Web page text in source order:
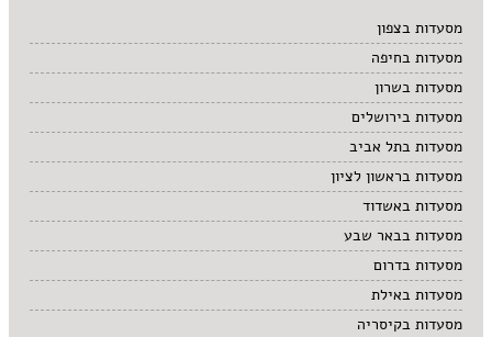
מרקים
מתוקים
סיני
סנדוויץ' בר
פאב
מסעדות בצפון
מסעדות בחיפה
מסעדות בשרון
מסעדות בירושלים
מסעדות בתל אביב
מסעדות בראשון לציון
מסעדות באשדוד
מסעדות בבאר שבע
מסעדות בדרום
מסעדות באילת
מסעדות בקיסריה